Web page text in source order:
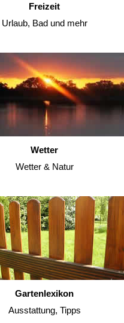
Freizeit
Urlaub, Bad und mehr
Wetter
Wetter & Natur
Gartenlexikon
Ausstattung, Tipps